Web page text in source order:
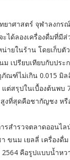
ยาศาสตร์ จุฬาลงก
ะได้ลองเครื่องดื่ม
ายในร้าน โดยเก็บ
เปรียบเทียบกับปร
ฑ์ไม่เกิน 0.015 มิ
ต่สรุปในเบื้องต้นพ
งที่สุดคือชากัญชง หรื
รสำรวจตลาดออนไ
ม เยลลี่ เครื่องดื่ม
คือรูปแบบน้ำหว